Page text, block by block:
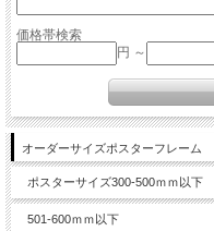
価格帯検索
円 ～
オーダーサイズポスターフレーム
ポスターサイズ300-500ｍｍ以下
501-600ｍｍ以下